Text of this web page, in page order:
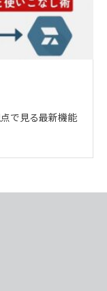
で見る最新機能